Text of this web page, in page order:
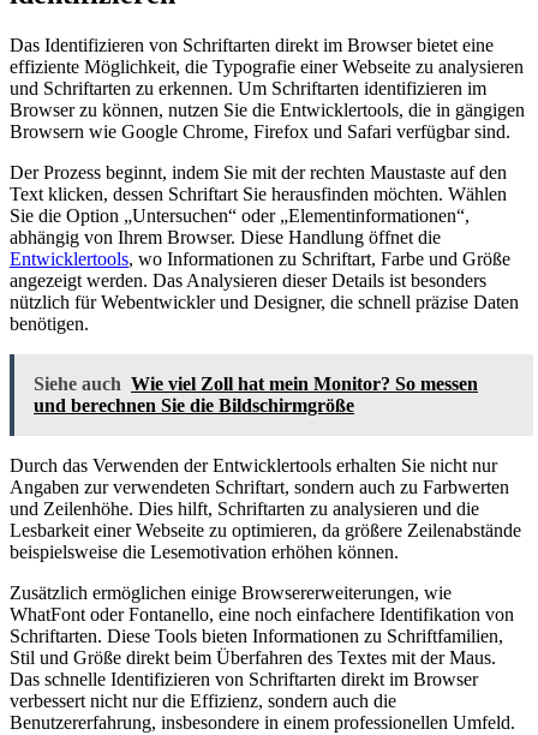
Das Identifizieren von Schriftarten direkt im Browser bietet eine
effiziente Möglichkeit, die Typografie einer Webseite zu analysieren
und Schriftarten zu erkennen. Um Schriftarten identifizieren im
Browser zu können, nutzen Sie die Entwicklertools, die in gängigen
Browsern wie Google Chrome, Firefox und Safari verfügbar sind.
Der Prozess beginnt, indem Sie mit der rechten Maustaste auf den
Text klicken, dessen Schriftart Sie herausfinden möchten. Wählen
Sie die Option „Untersuchen“ oder „Elementinformationen“,
abhängig von Ihrem Browser. Diese Handlung öffnet die
Entwicklertools, wo Informationen zu Schriftart, Farbe und Größe
angezeigt werden. Das Analysieren dieser Details ist besonders
nützlich für Webentwickler und Designer, die schnell präzise Daten
benötigen.
Siehe auch Wie viel Zoll hat mein Monitor? So messen
und berechnen Sie die Bildschirmgröße
Durch das Verwenden der Entwicklertools erhalten Sie nicht nur
Angaben zur verwendeten Schriftart, sondern auch zu Farbwerten
und Zeilenhöhe. Dies hilft, Schriftarten zu analysieren und die
Lesbarkeit einer Webseite zu optimieren, da größere Zeilenabstände
beispielsweise die Lesemotivation erhöhen können.
Zusätzlich ermöglichen einige Browsererweiterungen, wie
WhatFont oder Fontanello, eine noch einfachere Identifikation von
Schriftarten. Diese Tools bieten Informationen zu Schriftfamilien,
Stil und Größe direkt beim Überfahren des Textes mit der Maus.
Das schnelle Identifizieren von Schriftarten direkt im Browser
verbessert nicht nur die Effizienz, sondern auch die
Benutzererfahrung, insbesondere in einem professionellen Umfeld.